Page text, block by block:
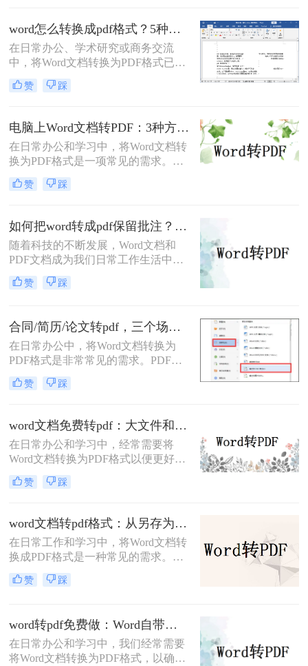
以及安全性，成为文件分发和归档的
首选格式。无论是提交简历、发布报
告还是共享论文，一个高质量的PDF
文件能确保在任何设备上呈现的效果
都与您的初衷一致。尽管Word转PDF
看似简单，但其中却隐藏着许多影响
word怎么转换成pdf格式？5种高效方法详解与场景应用！
在日常办公、学术研究或商务交流
中，将Word文档转换为PDF格式已成
为一项不可或缺的技能。
PDF（Portable Document Format）以
全性高的特点，成为文件归档、传阅
和打印的首选格式。然而，许多用户
仅知其一，不知其二，往往在转换过
程中遇到格式错乱、体积过大或无法
编辑等问题。
赞 踩
电脑上Word文档转PDF：3种方法按文档复杂度选，公式多的别用在线工具！
在日常办公和学习中，将Word文档转
换为PDF格式是一项常见的需求。
PDF格式因其跨平台兼容性、格式稳
定性和安全性而备受青睐。那么电脑
文将详细介绍三种将Word文档转换为
PDF的方法。
赞 踩
如何把word转成pdf保留批注？这三种方法建议收藏！
随着科技的不断发展，Word文档和
PDF文档成为我们日常工作生活中经
常遇到的文件格式。在某些情况下，
我们需要将Word文档转换为PDF格
批注呢？本文将介绍三种简单有效的
方法来帮助您将Word文档转成PDF并
保留批注。
赞 踩
合同/简历/论文转pdf，三个场景各自用什么方法快！
在日常办公中，将Word文档转换为
PDF格式是非常常见的需求。PDF文
件具有跨平台兼容性、保持文档格式
一致性和不可编辑性的特点，非常适
转换pdf呢？本文将介绍三种常用的方
法来实现这一转换。
赞 踩
word文档免费转pdf：大文件和小文件别用同一个方法！
在日常办公和学习中，经常需要将
Word文档转换为PDF格式以便更好地
分享、打印或存档。PDF格式具有跨
平台兼容性好、文件保护性强、打印
文件分享。那么word文档如何免费转
换成pdf呢？本文将详细介绍几种常用
的方法来实现这一目标。
赞 踩
word文档转pdf格式：从另存为到在线工具，三种路径各有取舍！
在日常工作和学习中，将Word文档转
换成PDF格式是一种常见的需求。
PDF格式不仅能够保持文档的原貌，
确保在不同平台和设备上呈现一致的
呢？本文将介绍三种高效且易于操作
的Word文档转换成PDF的方法，帮助
读者轻松应对这一需求。
赞 踩
word转pdf免费做：Word自带导出和在线工具效果差在哪！
在日常办公和学习中，我们经常需要
将Word文档转换为PDF格式，以确保